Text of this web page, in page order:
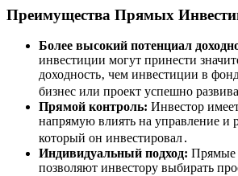
Преимущества Прямых
Более высокий потенциал
инвестиции могут принести
доходность‚ чем инвестиции в
бизнес или проект успешно
Прямой контроль: Инвестор
напрямую влиять на управление и
который он инвестировал․
Индивидуальный подход: Прямые
позволяют инвестору выбирать